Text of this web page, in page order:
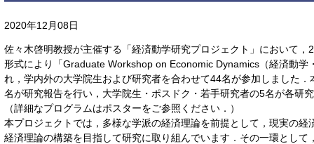
2020年12月08日
佐々木啓明教授が主催する「経済動学研究プロジェクト」において
形式により「Graduate Workshop on Economic Dynamics（経済動学
れ，学内外の大学院生および研究者を合わせて44名が参加しました
名が研究報告を行い，大学院生・ポスドク・若手研究者の5名が各研
（詳細なプログラムはポスターをご参照ください．）
本プロジェクトでは，多様な学派の経済理論を前提として，現実の経
経済理論の構築を目指して研究に取り組んでいます．その一環として